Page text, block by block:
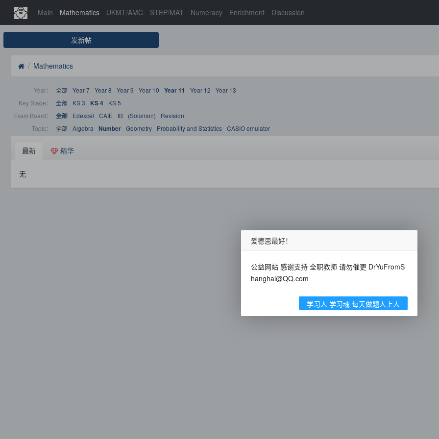
Main Mathematics UKMT/AMC STEP/MAT Numeracy Enrichment Discussion
发新帖
Mathematics
Year： 全部 Year 7 Year 8 Year 9 Year 10 Year 11 Year 12
Year 13
Key Stage：
全部 KS 3 KS 4
KS 5
Exam Board：
全部 Edexcel CAIE IB (Solomon)
Revision
Topic：
全部 Algebra Number Geometry Probability and Statistics CASIO emulator
最新 精华
无
爱德思最好！
公益网站 感谢支持 全职教师 请勿催更 DrYuFromS
hanghai@QQ.com
学习人 学习魂 每天做题人上人